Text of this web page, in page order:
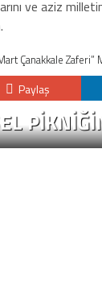
ve aziz
Çanakkale Zaferi”
Paylaş